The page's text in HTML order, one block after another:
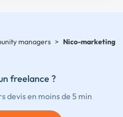
managers > Nico-marketing
freelance ?
devis en moins de 5 min